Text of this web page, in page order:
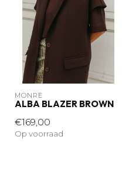
MONRÉ
ALBA BLAZER BROWN
€169,00
Op voorraad